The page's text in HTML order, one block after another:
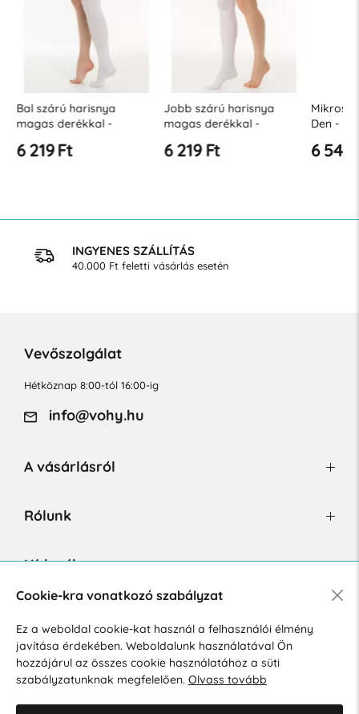
Bal szárú harisnya
magas derékkal -
Hgmm)
6 219 Ft
Jobb szárú harisnya
magas derékkal -
Hgmm)
6 219 Ft
Den -
Hgmm
6 546
INGYENES SZÁLLÍTÁS
40.000 Ft feletti vásárlás esetén
Vevőszolgálat
Hétköznap 8:00-tól 16:00-ig
info@vohy.hu
A vásárlásról
Rólunk
Hírlevél
Hozzájárulok a személyes adatok marketing célú kezeléséhez.
Személyes adatok védelmére vonatkozó szabályzat.
Cookie-kra vonatkozó szabályzat
Ez a weboldal cookie-kat használ a felhasználói élmény
javítása érdekében. Weboldalunk használatával Ön
hozzájárul az összes cookie használatához a süti
szabályzatunknak megfelelően. Olvass tovább